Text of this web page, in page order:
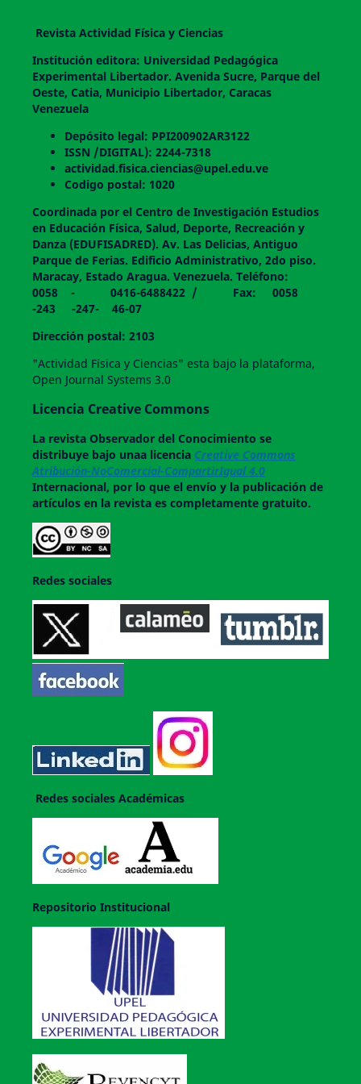
Revista Actividad Física y Ciencias
Institución editora: Universidad Pedagógica
Experimental Libertador. Avenida Sucre, Parque del
Oeste, Catia, Municipio Libertador, Caracas
Venezuela
Depósito legal: PPI200902AR3122
ISSN /DIGITAL): 2244-7318
actividad.fisica.ciencias@upel.edu.ve
Codigo postal: 1020
Coordinada por el Centro de Investigación Estudios
en Educación Física, Salud, Deporte, Recreación y
Danza (EDUFISADRED). Av. Las Delicias, Antiguo
Parque de Ferias. Edificio Administrativo, 2do piso.
Maracay, Estado Aragua. Venezuela. Teléfono:
0058 - 0416-6488422 / Fax: 0058
-243 -247- 46-07
Dirección postal: 2103
"Actividad Física y Ciencias" esta bajo la plataforma,
Open Journal Systems 3.0
Licencia Creative Commons
La revistaObservador del Conocimiento se
distribuye bajo unaa licencia Creative Commons
Atribución-NoComercial-CompartirIgual 4.0
Internacional, por lo que el envío y la publicación de
artículos en la revista es completamente gratuito.
Redes sociales
Redes sociales Académicas
Repositorio Institucional